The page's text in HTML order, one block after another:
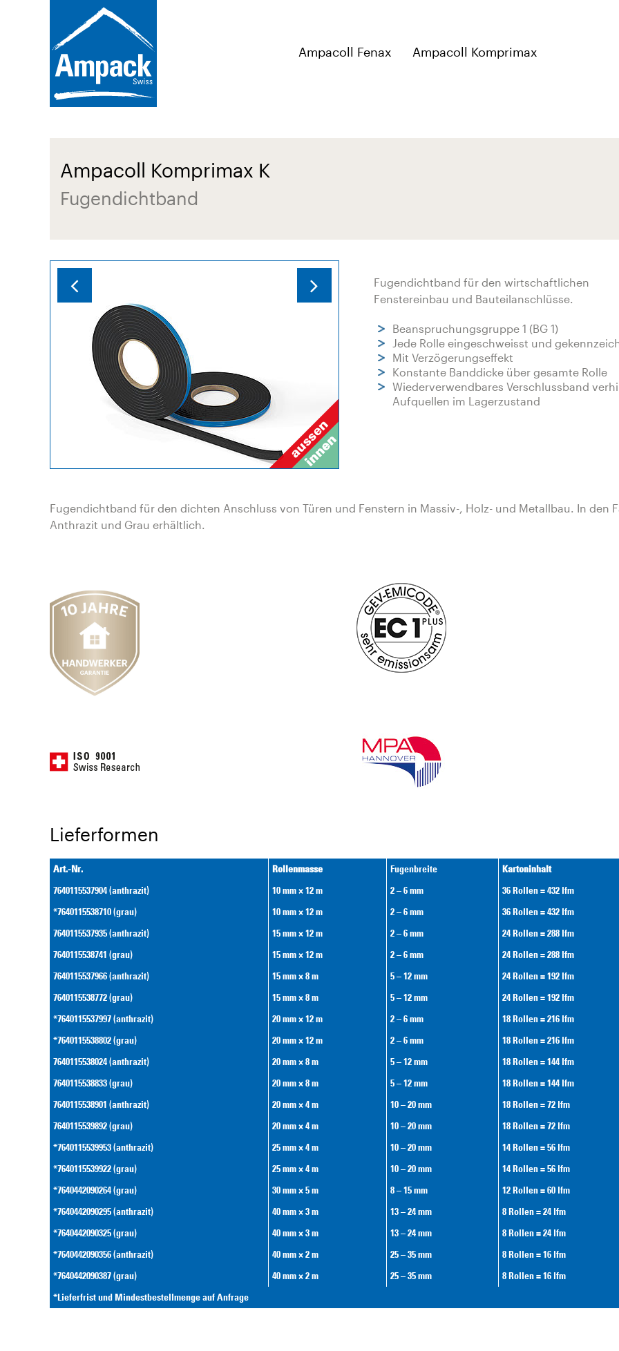
Ampacoll Fenax Ampacoll Komprimax
Ampacoll Komprimax K
Fugendichtband
Fugendichtband für den wirtschaftlichen
Fenstereinbau und Bauteilanschlüsse.
Beanspruchungsgruppe 1 (BG 1)
Jede Rolle eingeschweisst und
Mit Verzögerungseffekt
Konstante Banddicke über gesamte Rolle
Wiederverwendbares Verschlussband
Aufquellen im Lagerzustand
Fugendichtband für den dichten Anschluss von Türen und Fenstern in Massiv-, Holz- und Metallbau. In den
Anthrazit und Grau erhältlich.
Lieferformen
Art.-Nr. Rollenmasse Fugenbreite
Kartoninhalt
7640115537904 (anthrazit)
10 mm × 12 m 2 – 6 mm
36 Rollen = 432 lfm
*7640115538710 (grau)
10 mm × 12 m 2 – 6 mm
36 Rollen = 432 lfm
7640115537935 (anthrazit)
15 mm × 12 m 2 – 6 mm
24 Rollen = 288 lfm
7640115538741 (grau)
15 mm × 12 m 2 – 6 mm
24 Rollen = 288 lfm
7640115537966 (anthrazit)
15 mm × 8 m 5 – 12 mm
24 Rollen = 192 lfm
7640115538772 (grau)
15 mm × 8 m 5 – 12 mm
24 Rollen = 192 lfm
*7640115537997 (anthrazit)
20 mm × 12 m 2 – 6 mm
18 Rollen = 216 lfm
*7640115538802 (grau)
20 mm × 12 m 2 – 6 mm
18 Rollen = 216 lfm
7640115538024 (anthrazit)
20 mm × 8 m 5 – 12 mm
18 Rollen = 144 lfm
7640115538833 (grau)
20 mm × 8 m 5 – 12 mm
18 Rollen = 144 lfm
7640115538901 (anthrazit)
20 mm × 4 m 10 – 20 mm
18 Rollen = 72 lfm
7640115539892 (grau)
20 mm × 4 m 10 – 20 mm
18 Rollen = 72 lfm
*7640115539953 (anthrazit)
25 mm × 4 m 10 – 20 mm
14 Rollen = 56 lfm
*7640115539922 (grau)
25 mm × 4 m 10 – 20 mm
14 Rollen = 56 lfm
*7640442090264 (grau)
30 mm × 5 m 8 – 15 mm
12 Rollen = 60 lfm
*7640442090295 (anthrazit)
40 mm × 3 m 13 – 24 mm
8 Rollen = 24 lfm
*7640442090325 (grau)
40 mm × 3 m 13 – 24 mm
8 Rollen = 24 lfm
*7640442090356 (anthrazit)
40 mm × 2 m 25 – 35 mm
8 Rollen = 16 lfm
*7640442090387 (grau)
40 mm × 2 m 25 – 35 mm
8 Rollen = 16 lfm
*Lieferfrist und Mindestbestellmenge auf Anfrage